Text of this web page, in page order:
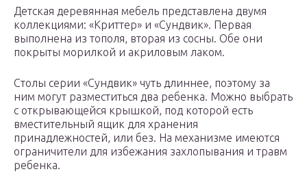
Детская деревянная мебель представлена двумя
коллекциями: «Криттер» и «Сундвик». Первая
выполнена из тополя, вторая из сосны. Обе они
покрыты морилкой и акриловым лаком.
Столы серии «Сундвик» чуть длиннее, поэтому за
ним могут разместиться два ребенка. Можно выбрать
с открывающейся крышкой, под которой есть
вместительный ящик для хранения
принадлежностей, или без. На механизме имеются
ограничители для избежания захлопывания и травм
ребенка.